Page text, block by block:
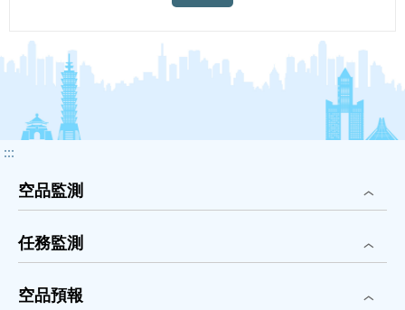
:::
空品監測
任務監測
空品預報